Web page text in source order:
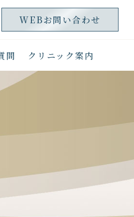
WEBお問い合わせ
問 クリニック案内